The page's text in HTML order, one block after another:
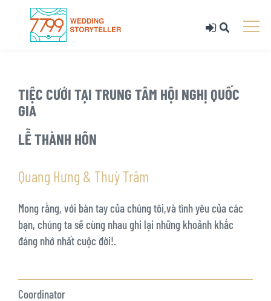
TIỆC CƯỚI TẠI TRUNG TÂM HỘI NGHỊ QUỐC
GIA
LỄ THÀNH HÔN
Quang Hưng & Thuỳ Trâm
Mong rằng, với bàn tay của chúng tôi,và tình yêu của các
bạn, chúng ta sẽ cùng nhau ghi lại những khoảnh khắc
đáng nhớ nhất cuộc đời!.
Coordinator